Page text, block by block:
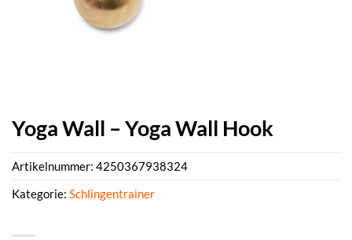
Yoga Wall – Yoga Wall Hook
Artikelnummer: 4250367938324
Kategorie: Schlingentrainer